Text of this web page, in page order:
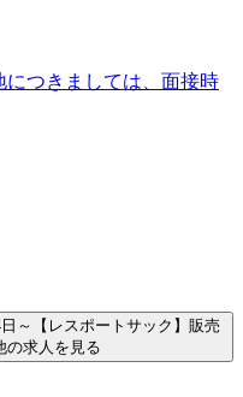
つきましては、面接時
～【レスポートサック】販売
の求人を見る